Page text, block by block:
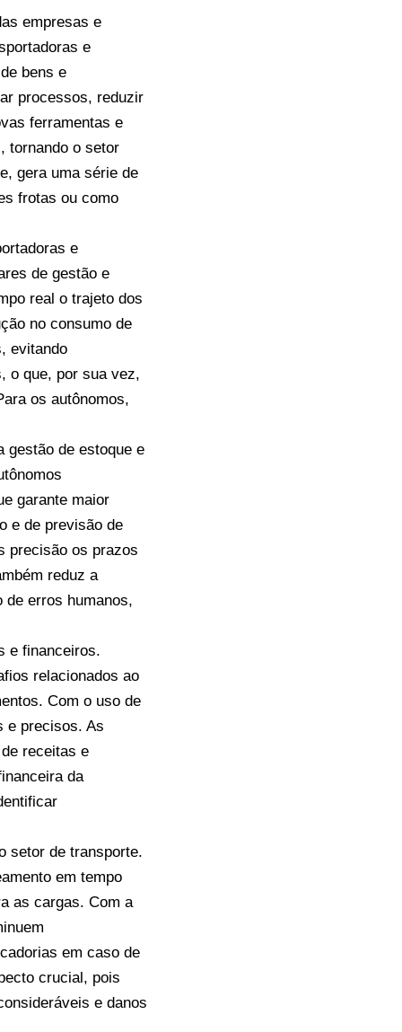
empresas e
e
bens e
processos, reduzir
ferramentas e
tornando o setor
gera uma série de
frotas ou como
e
de gestão e
real o trajeto dos
no consumo de
evitando
o que, por sua vez,
os autônomos,
gestão de estoque e
garante maior
e de previsão de
precisão os prazos
reduz a
erros humanos,
e financeiros.
relacionados ao
Com o uso de
e precisos. As
receitas e
da
setor de transporte.
em tempo
as cargas. Com a
em caso de
crucial, pois
e danos